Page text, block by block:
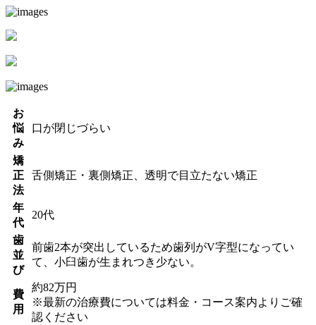
お
悩
み
口が閉じづらい
矯
正
法
舌側矯正・裏側矯正、透明で目立たない矯正
年
代
20代
歯
並
び
前歯2本が突出しているため歯列がV字型になってい
て、小臼歯が生まれつき少ない。
費
用
約82万円
※最新の治療費については料金・コース案内よりご確
認ください